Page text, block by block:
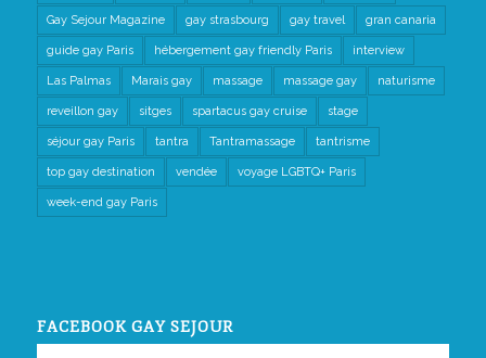
Gay Sejour Magazine gay strasbourg gay travel gran canaria
guide gay Paris hébergement gay friendly Paris interview
Las Palmas Marais gay massage massage gay naturisme
reveillon gay sitges spartacus gay cruise stage
séjour gay Paris tantra Tantramassage tantrisme
top gay destination vendée voyage LGBTQ+ Paris
week-end gay Paris
FACEBOOK GAY SEJOUR